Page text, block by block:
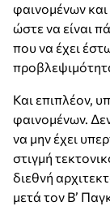
φαινομένων
ώστε να είναι
που να έχει
Και επιπλέον,
φαινομένων.
να μην έχει
στιγμή
διεθνή
μετά τον Β’